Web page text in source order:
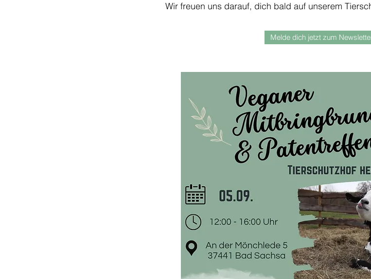
Wir freuen uns darauf, dich bald auf unserem
Melde dich jetzt zum